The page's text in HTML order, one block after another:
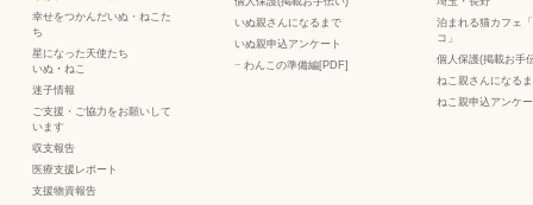
幸せをつかんだいぬ・ねこた
ち
星になった天使たち
いぬ ・ ねこ
迷子情報
ご支援・ご協力をお願いして
います
収支報告
医療支援レポート
支援物資報告
いぬ親さんになるまで
いぬ親申込アンケート
− わんこの準備編[PDF]
泊まれる猫カフェ
コ」
個人保護(掲載お手
ねこ親さんになる
ねこ親申込アンケ